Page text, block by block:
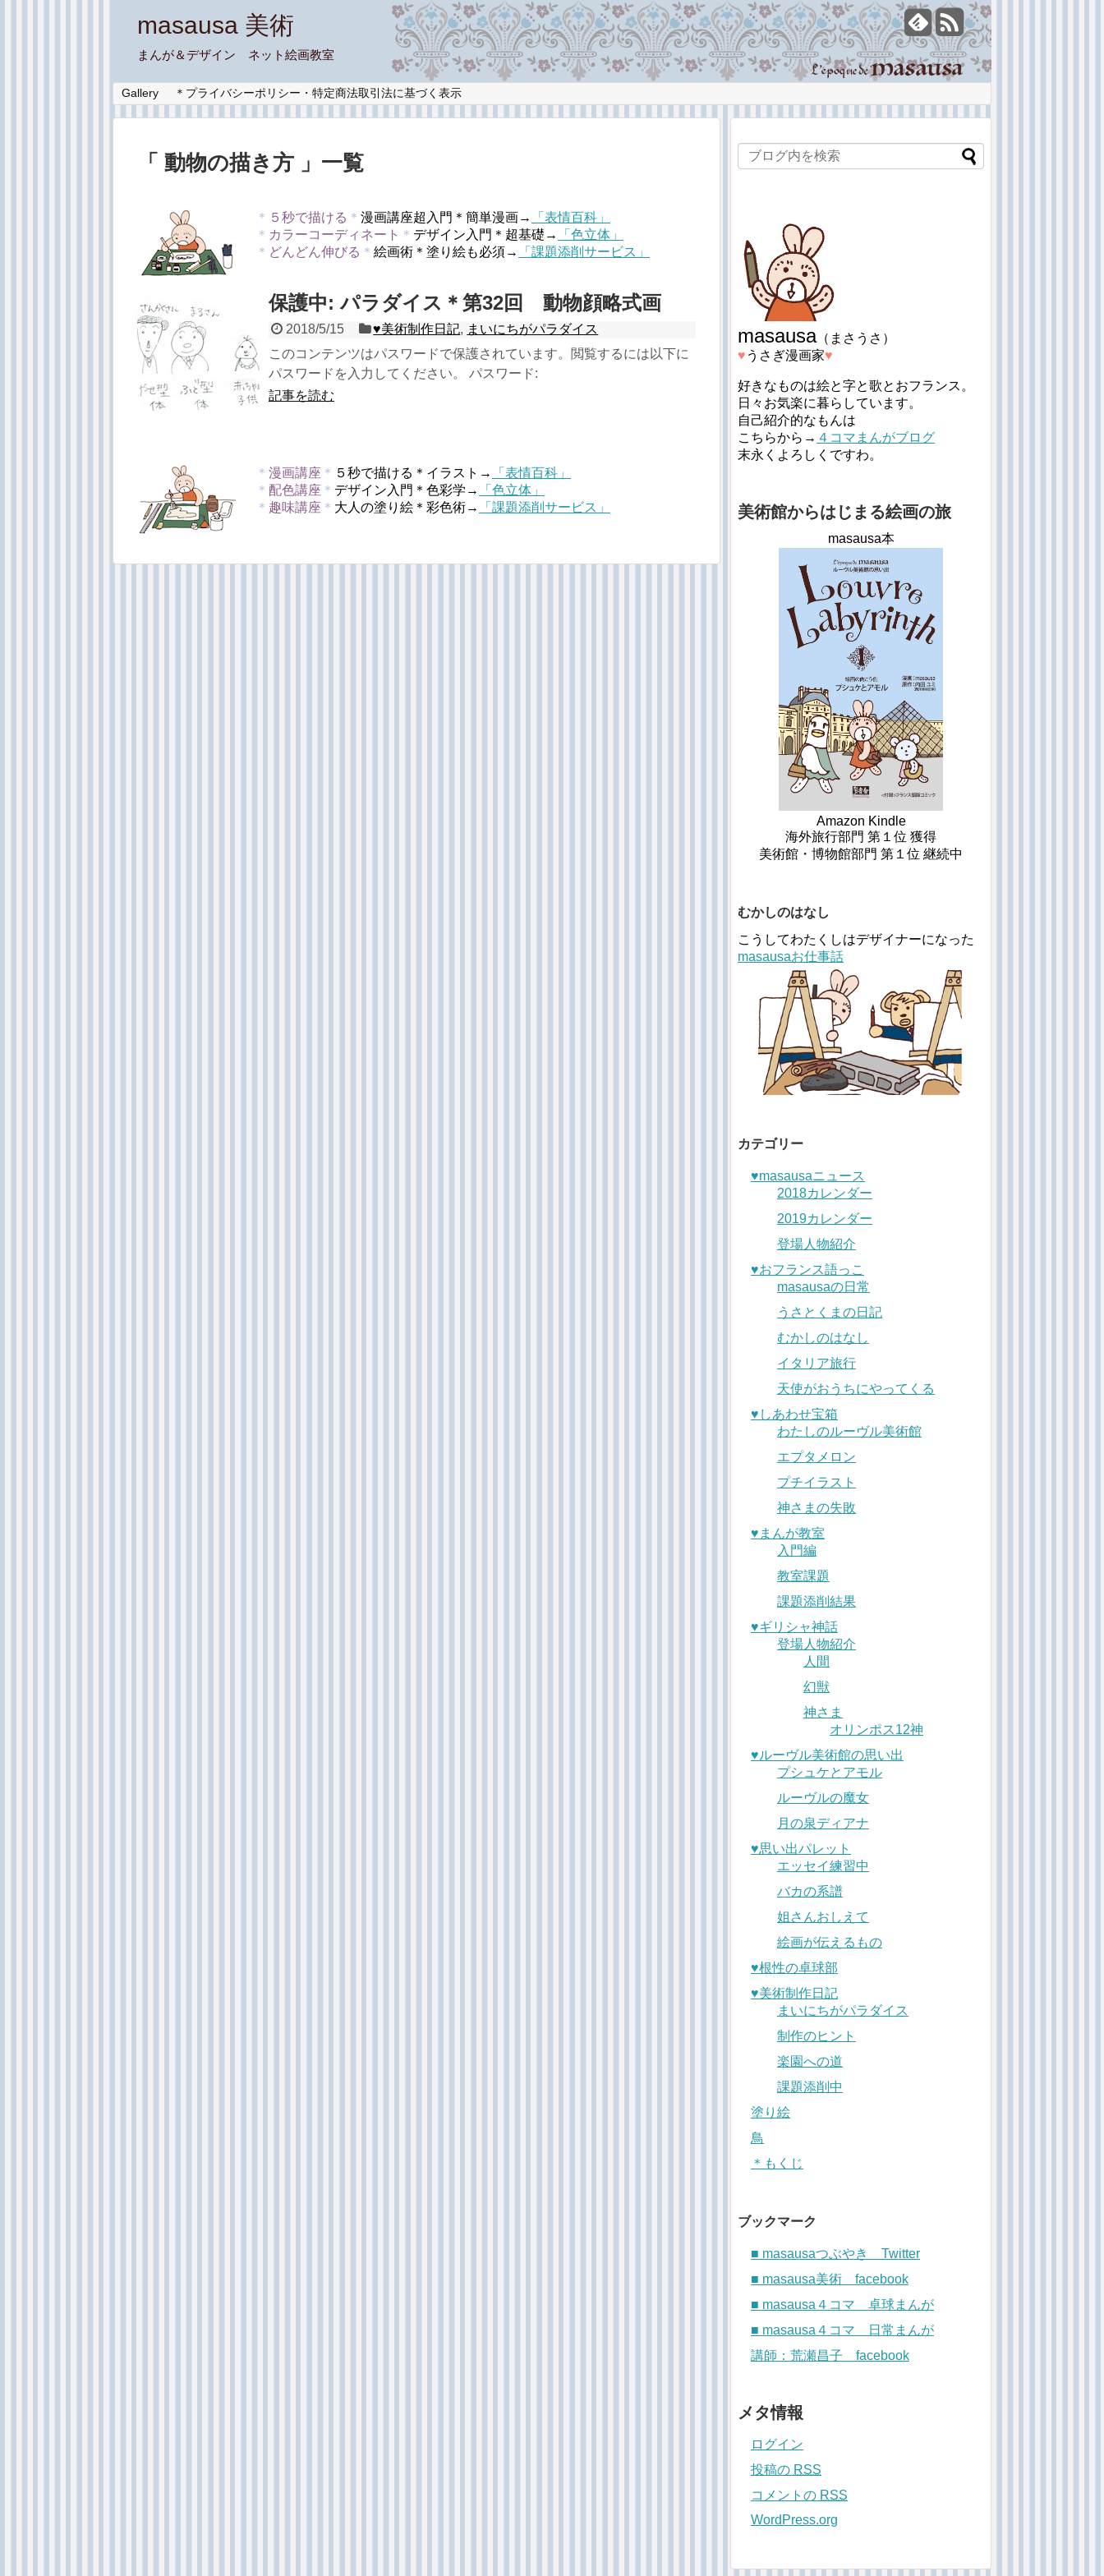
masausa 美術
まんが＆デザイン ネット絵画教室
Gallery ＊プライバシーポリシー・特定商法取引法に基づく表示
「 動物の描き方 」一覧
＊ ５秒で描ける ＊ 漫画講座超入門＊簡単漫画→
「表情百科」
＊ カラーコーディネート ＊ デザイン入門＊超基礎→
「色立体」
＊ どんどん伸びる ＊ 絵画術＊塗り絵も必須→ 「課題添削サービス」
保護中: パラダイス＊第32回 動物顔略式画
2018/5/15 ♥︎美術制作日記, まいにちがパラダイス
このコンテンツはパスワードで保護されています。閲覧するには以下に
パスワードを入力してください。 パスワード:
記事を読む
＊ 漫画講座 ＊ ５秒で描ける＊イラスト→
「表情百科」
＊ 配色講座 ＊ デザイン入門＊色彩学→
「色立体」
＊ 趣味講座 ＊ 大人の塗り絵＊彩色術→ 「課題添削サービス」
masausa（まさうさ）
♥︎ うさぎ漫画家♥︎
好きなものは絵と字と歌とおフランス。
日々お気楽に暮らしています。
自己紹介的なもんは
こちらから→ ４コマまんがブログ
末永くよろしくですわ。
美術館からはじまる絵画の旅
masausa本
Amazon Kindle
海外旅行部門 第１位 獲得
美術館・博物館部門 第１位 継続中
むかしのはなし
こうしてわたくしはデザイナーになった
masausaお仕事話
カテゴリー
♥︎masausaニュース
2018カレンダー
2019カレンダー
登場人物紹介
♥︎おフランス語っこ
masausaの日常
うさとくまの日記
むかしのはなし
イタリア旅行
天使がおうちにやってくる
♥︎しあわせ宝箱
わたしのルーヴル美術館
エプタメロン
プチイラスト
神さまの失敗
♥︎まんが教室
入門編
教室課題
課題添削結果
♥︎ギリシャ神話
登場人物紹介
人間
幻獣
神さま
オリンポス12神
♥︎ルーヴル美術館の思い出
プシュケとアモル
ルーヴルの魔女
月の泉ディアナ
♥︎思い出パレット
エッセイ練習中
バカの系譜
姐さんおしえて
絵画が伝えるもの
♥︎根性の卓球部
♥︎美術制作日記
まいにちがパラダイス
制作のヒント
楽園への道
課題添削中
塗り絵
鳥
＊もくじ
ブックマーク
■ masausaつぶやき Twitter
■ masausa美術 facebook
■ masausa４コマ 卓球まんが
■ masausa４コマ 日常まんが
講師：荒瀬昌子 facebook
メタ情報
ログイン
投稿の RSS
コメントの RSS
WordPress.org